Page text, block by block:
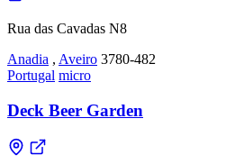
Rua das Cavadas N8
Anadia , Aveiro 3780-482
Portugal micro
Deck Beer Garden